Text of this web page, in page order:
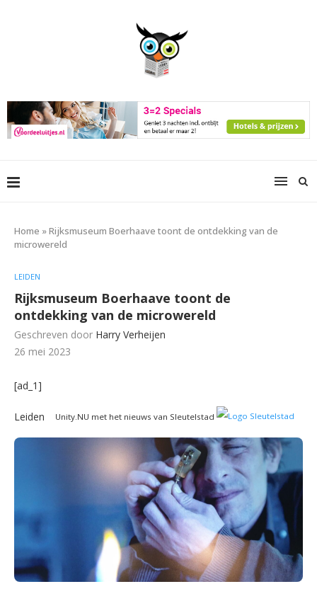
Home »Rijksmuseum Boerhaave toont de ontdekking van de
microwereld
LEIDEN
Rijksmuseum Boerhaave toont de
ontdekking van de microwereld
Geschreven door Harry Verheijen
26 mei 2023
[ad_1]
Leiden Unity.NU met het nieuws van Sleutelstad